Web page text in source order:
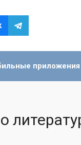
приложения